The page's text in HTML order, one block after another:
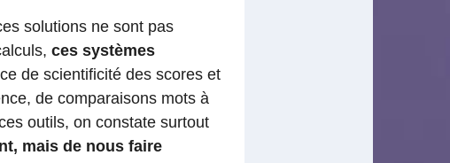
solutions ne sont pas
ces systèmes
de scientificité des scores et
de comparaisons mots à
outils, on constate surtout
mais de nous faire